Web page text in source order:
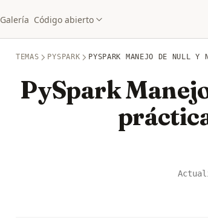
Galería Código abierto
TEMAS PYSPARK PYSPARK MANEJO DE NULL
PySpark